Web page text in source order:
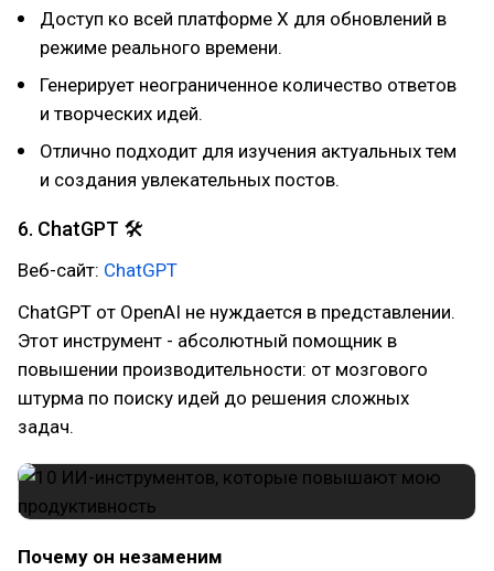
Доступ ко всей платформе X для обновлений в
режиме реального времени.
Генерирует неограниченное количество ответов
и творческих идей.
Отлично подходит для изучения актуальных тем
и создания увлекательных постов.
6. ChatGPT 🛠
Веб-сайт: ChatGPT
ChatGPT от OpenAI не нуждается в представлении.
Этот инструмент - абсолютный помощник в
повышении производительности: от мозгового
штурма по поиску идей до решения сложных
задач.
Почему он незаменим